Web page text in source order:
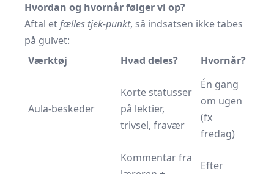
Hvordan og hvornår følger vi op?
Aftal etfælles tjek-punkt, så indsatsen ikke tabes
på gulvet:
Værktøj
Hvad deles? Hvornår?
Aula-beskeder
Korte statusser
på lektier,
trivsel, fravær
Én gang
om ugen
(fx
fredag)
Kommentar fra
Efter